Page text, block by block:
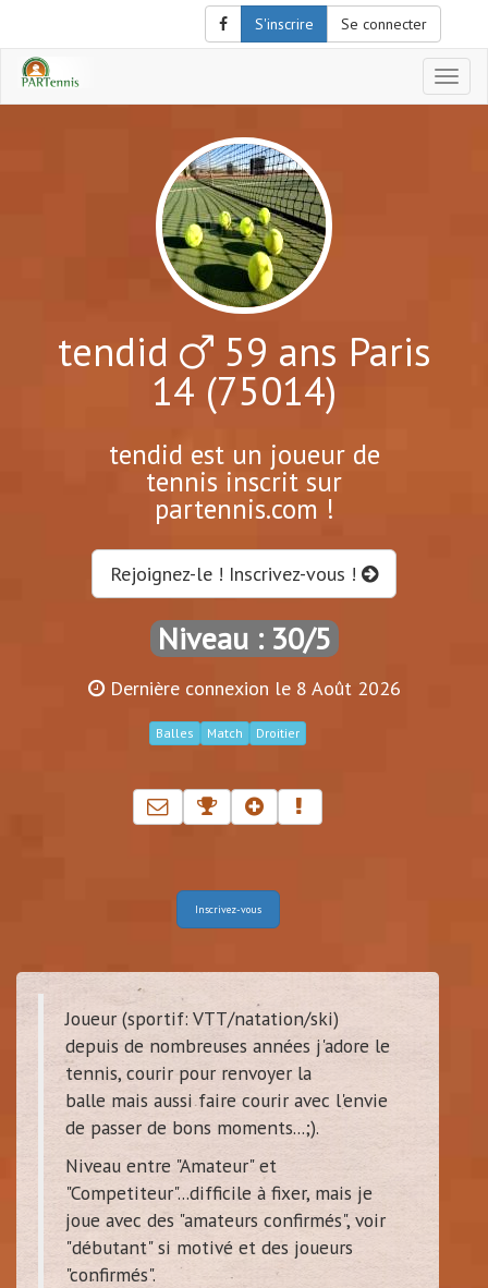
S'inscrire Se connecter
le
tendid 59 ans Paris
14 (75014)
tendid est un joueur de
tennis inscrit sur
partennis.com !
Rejoignez-le ! Inscrivez-vous !
Niveau : 30/5
Dernière connexion le 8 Août 2026
Balles Match Droitier
Inscrivez-vous
Joueur (sportif: VTT/natation/ski)
depuis de nombreuses années j'adore le
tennis, courir pour renvoyer la
balle mais aussi faire courir avec l'envie
de passer de bons moments...;).
Niveau entre "Amateur" et
"Competiteur"...difficile à fixer, mais je
joue avec des "amateurs confirmés", voir
"débutant" si motivé et des joueurs
"confirmés".